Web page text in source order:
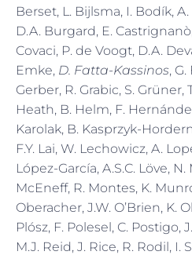
Berset, L. Bijlsma, I. Bodík,
D.A. Burgard, E.
Covaci, P. de Voogt, D.A.
Emke, D. Fatta-Kassinos,
Gerber, R. Grabic, S. Grüner,
Heath, B. Helm, F.
Karolak, B. Kasprzyk-
F.Y. Lai, W. Lechowicz, A.
López-García, A.S.C. Löve,
McEneff, R. Montes, K.
Oberacher, J.W. O’Brien, K.
Plósz, F. Polesel, C. Postigo,
M.J. Reid, J. Rice, R. Rodil, I.